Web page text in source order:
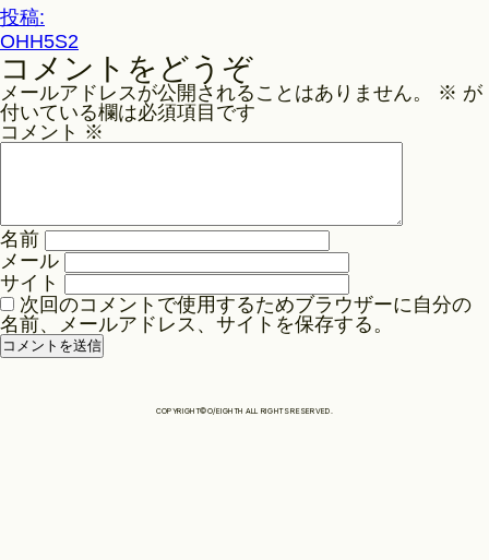
Philosophy
ズ
投
稿
ナ
ビ
ゲ
ョ
ン
投稿:
OHH5S2
コメントをどうぞ
メールアドレスが公開されることはありません。 ※ が
付いている欄は必須項目です
コメント ※
名前
メール
サイト
次回のコメントで使用するためブラウザーに自分の
名前、メールアドレス、サイトを保存する。
COPYRIGHT©O/EIGHTH ALL RIGHTS RESERVED.